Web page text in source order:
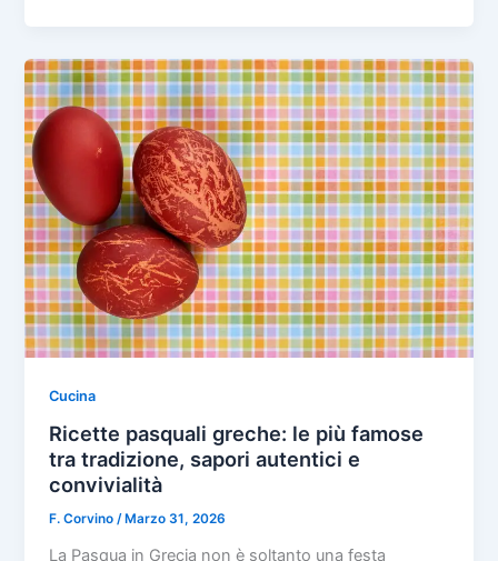
Cucina
Ricette pasquali greche: le più famose
tra tradizione, sapori autentici e
convivialità
F. Corvino/ Marzo 31, 2026
La Pasqua in Grecia non è soltanto una festa